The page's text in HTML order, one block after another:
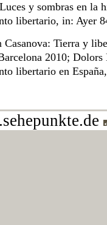
y sombras en la
libertario, in: Ayer
Casanova: Tierra y
2010;
libertario en